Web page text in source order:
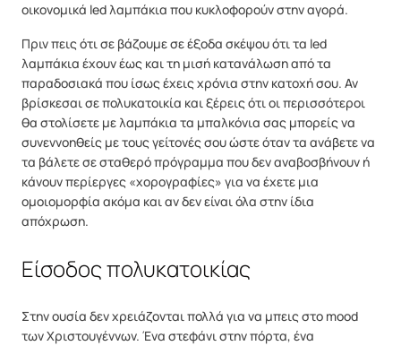
οικονομικά led λαμπάκια που κυκλοφορούν στην αγορά.
Πριν πεις ότι σε βάζουμε σε έξοδα σκέψου ότι τα led
λαμπάκια έχουν έως και τη μισή κατανάλωση από τα
παραδοσιακά που ίσως έχεις χρόνια στην κατοχή σου. Αν
βρίσκεσαι σε πολυκατοικία και ξέρεις ότι οι περισσότεροι
θα στολίσετε με λαμπάκια τα μπαλκόνια σας μπορείς να
συνεννοηθείς με τους γείτονές σου ώστε όταν τα ανάβετε να
τα βάλετε σε σταθερό πρόγραμμα που δεν αναβοσβήνουν ή
κάνουν περίεργες «χορογραφίες» για να έχετε μια
ομοιομορφία ακόμα και αν δεν είναι όλα στην ίδια
απόχρωση.
Είσοδος πολυκατοικίας
Στην ουσία δεν χρειάζονται πολλά για να μπεις στο mood
των Χριστουγέννων. Ένα στεφάνι στην πόρτα, ένα